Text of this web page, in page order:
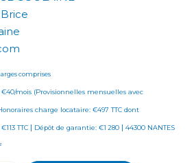
comprises
mois (Provisionnelles mensuelles avec
charge locataire: €497 TTC dont
TTC | Dépôt de garantie: €1 280 | 44300 NANTES